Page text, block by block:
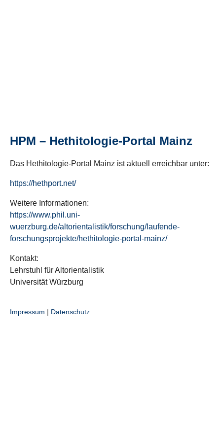
HPM – Hethitologie-Portal Mainz
Das Hethitologie-Portal Mainz ist aktuell erreichbar unter:
https://hethport.net/
Weitere Informationen:
https://www.phil.uni-
wuerzburg.de/altorientalistik/forschung/laufende-
forschungsprojekte/hethitologie-portal-mainz/
Kontakt:
Lehrstuhl für Altorientalistik
Universität Würzburg
Impressum | Datenschutz